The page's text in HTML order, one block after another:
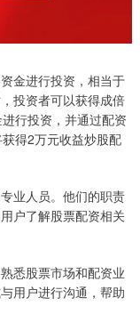
金进行投资，相当于
投资者可以获得成倍
行投资，并通过配资
得2万元收益炒股配
业人员。他们的职责
户了解股票配资相关
悉股票市场和配资业
用户进行沟通，帮助